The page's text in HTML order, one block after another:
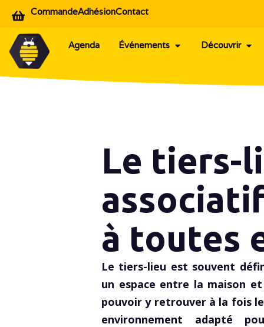
CommandeAdhésionContact
Agenda Événements Découvrir
Le tiers-
à toutes
Le tiers-lieu est souvent
un espace entre la maison
pouvoir y retrouver à la fois
environnement adapté